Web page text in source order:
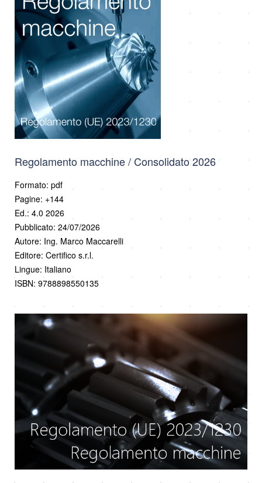
Regolamento macchine / Consolidato 2026
Formato: pdf
Pagine: +144
Ed.: 4.0 2026
Pubblicato: 24/07/2026
Autore: Ing. Marco Maccarelli
Editore: Certifico s.r.l.
Lingue: Italiano
ISBN: 9788898550135